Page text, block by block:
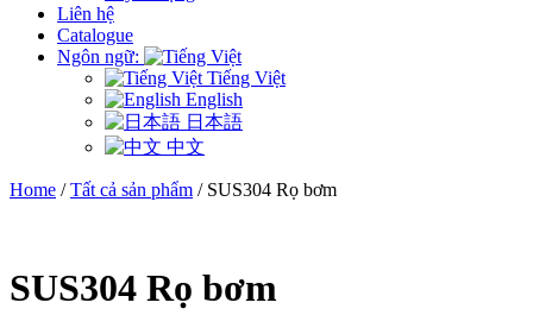
Liên hệ
Catalogue
Ngôn ngữ:
Tiếng Việt
English
日本語
中文
Home /Tất cả sản phẩm / SUS304 Rọ bơm
SUS304 Rọ bơm